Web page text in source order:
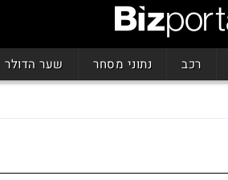
רכב נתוני מסחר שער הדולר